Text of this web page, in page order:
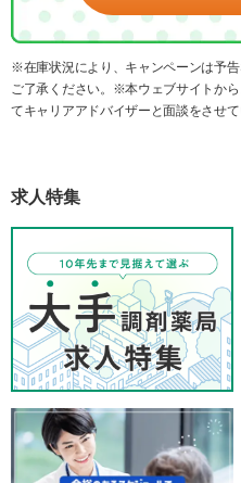
※在庫状況により、キャンペーンは予告
ご了承ください。※本ウェブサイトか
てキャリアアドバイザーと面談をさせて
求人特集